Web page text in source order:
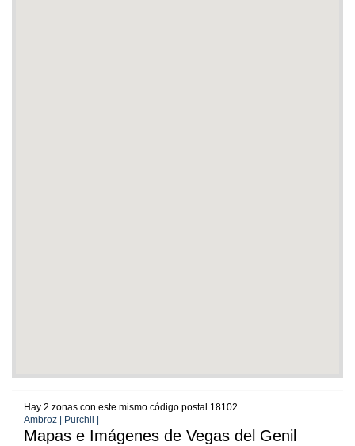
Hay 2 zonas con este mismo código postal 18102
Ambroz | Purchil |
Mapas e Imágenes de Vegas del Genil